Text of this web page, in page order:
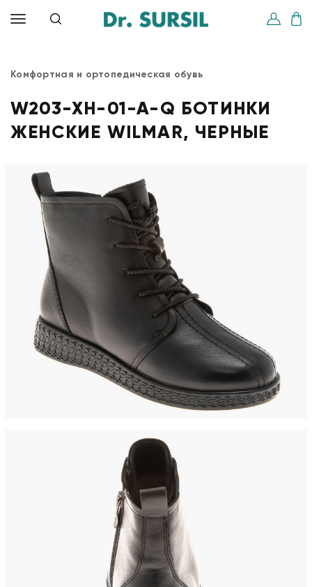
Комфортная и ортопедическая обувь
W203-XH-01-A-Q БОТИНКИ
ЖЕНСКИЕ WILMAR, ЧЕРНЫЕ